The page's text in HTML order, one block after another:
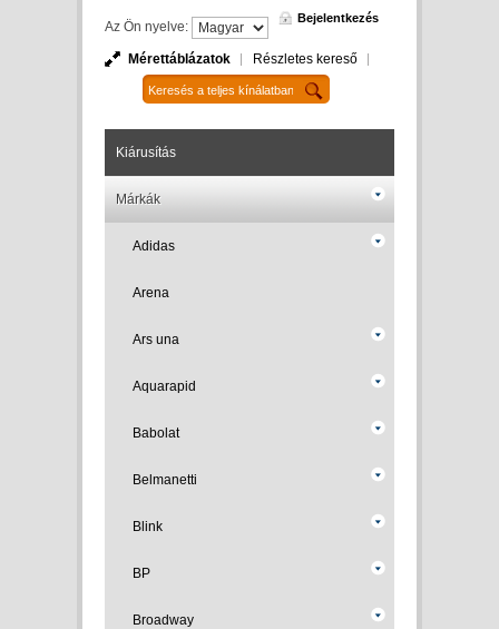
Az Ön nyelve:
Bejelentkezés
Mérettáblázatok Részletes kereső
Kiárusítás
Márkák
Adidas
Arena
Ars una
Aquarapid
Babolat
Belmanetti
Blink
BP
Broadway